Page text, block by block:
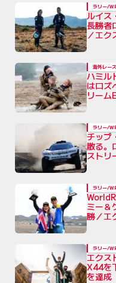
ルイス
長勝者
／エク
ラリー/
ハミル
はロズ
リーム
海外レー
チップ
散る。
ストリ
ラリー/
ミー＆
勝／エ
ラリー/
エクス
X44を
を達成
ラリー/